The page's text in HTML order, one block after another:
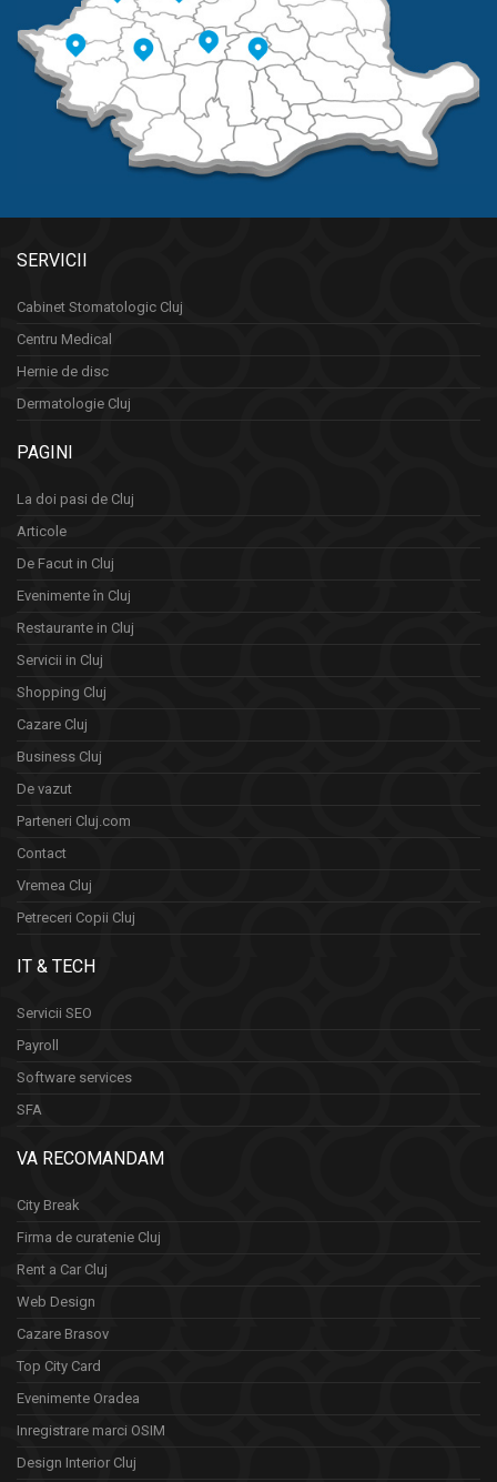
SERVICII
Cabinet Stomatologic Cluj
Centru Medical
Hernie de disc
Dermatologie Cluj
PAGINI
La doi pasi de Cluj
Articole
De Facut in Cluj
Evenimente în Cluj
Restaurante in Cluj
Servicii in Cluj
Shopping Cluj
Cazare Cluj
Business Cluj
De vazut
Parteneri Cluj.com
Contact
Vremea Cluj
Petreceri Copii Cluj
IT & TECH
Servicii SEO
Payroll
Software services
SFA
VA RECOMANDAM
City Break
Firma de curatenie Cluj
Rent a Car Cluj
Web Design
Cazare Brasov
Top City Card
Evenimente Oradea
Inregistrare marci OSIM
Design Interior Cluj